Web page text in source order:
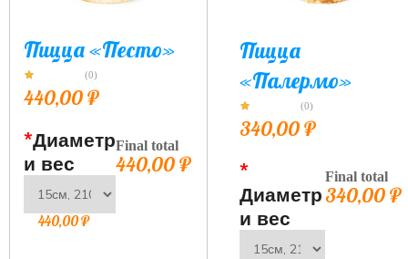
Пицца «Песто»
(0)
440,00₽
*Диаметр
и вес
440,00₽
Final total
440,00₽
Пицца
«Палермо»
(0)
340,00₽
*
Диаметр
и вес
Final total
340,00₽